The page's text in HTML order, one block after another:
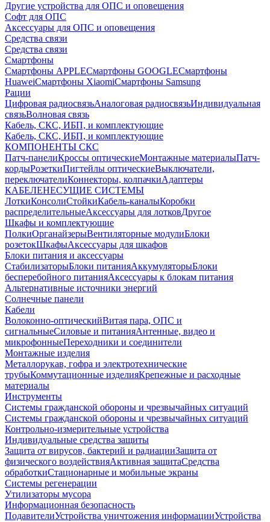
Другие устройства для ОПС и оповещения
Софт для ОПС
Аксессуары для ОПС и оповещения
Средства связи
Средства связи
Смартфоны
Смартфоны APPLEСмартфоны GOOGLEСмартфоны
HuaweiСмартфоны XiaomiСмартфоны Samsung
Рации
Цифровая радиосвязьАналоговая радиосвязьИндивидуальная
связьВолновая связь
Кабель, СКС, ИБП, и комплектующие
Кабель, СКС, ИБП, и комплектующие
КОМПОНЕНТЫ СКС
Патч-панелиКроссы оптическиеМонтажные материалыПатч-
кордыРозеткиПигтейлы оптическиеВыключатели,
переключателиКоннекторы, колпачкиАдаптеры
КАБЕЛЕНЕСУЩИЕ СИСТЕМЫ
ЛоткиКонсолиСтойкиКабель-каналыКоробки
распределительныеАксессуары для лотковДругое
Шкафы и комплектующие
ПолкиОрганайзерыВентиляторные модулиБлоки
розетокШкафыАксессуары для шкафов
Блоки питания и аксессуары
СтабилизаторыБлоки питанияАккумуляторыБлоки
бесперебойного питанияАксессуары к блокам питания
Альтернативные источники энергий
Солнечные панели
Кабели
Волоконно-оптическийВитая пара, ОПС и
сигнальныеСиловые и питанияАнтенные, видео и
микрофонныеПереходники и соединители
Монтажные изделия
Металлорукав, гофра и электротехнические
трубыКоммутационные изделияКрепежные и расходные
материалы
Инструменты
Системы гражданской обороны и чрезвычайных ситуаций
Системы гражданской обороны и чрезвычайных ситуаций
Контрольно-измерительные устройства
Индивидуальные средства защиты
Защита от вирусов, бактерий и радиацииЗащита от
физического воздействияАктивная защитаСредства
обработкиСтационарные и мобильные экраны
Системы регенерации
Утилизаторы мусора
Информационная безопасность
ПодавителиУстройства уничтожения информацииУстройства